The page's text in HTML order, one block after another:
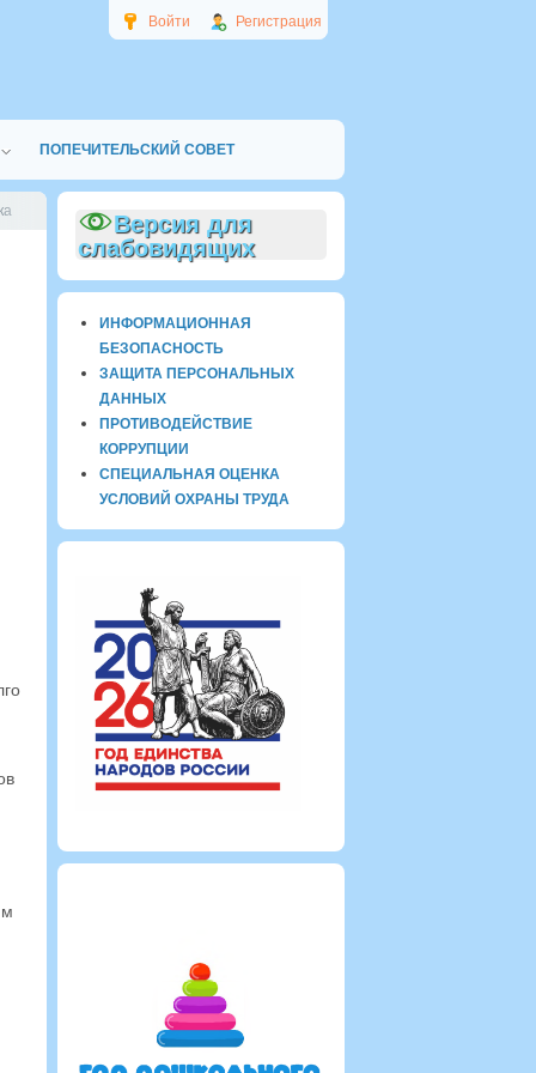
Войти Регистрация
ПОПЕЧИТЕЛЬСКИЙ СОВЕТ
Версия для
слабовидящих
ИНФОРМАЦИОННАЯ
БЕЗОПАСНОСТЬ
ЗАЩИТА ПЕРСОНАЛЬНЫХ
ДАННЫХ
ПРОТИВОДЕЙСТВИЕ
КОРРУПЦИИ
СПЕЦИАЛЬНАЯ ОЦЕНКА
УСЛОВИЙ ОХРАНЫ ТРУДА